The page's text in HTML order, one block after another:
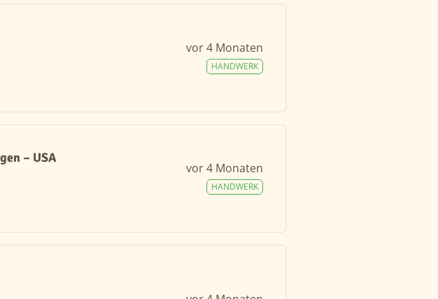
vor 4 Monaten
HANDWERK
– USA
vor 4 Monaten
HANDWERK